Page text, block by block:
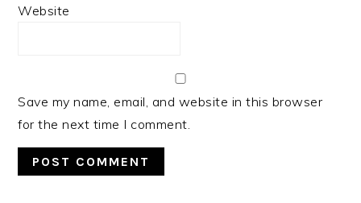
Website
Save my name, email, and website in this browser
for the next time I comment.